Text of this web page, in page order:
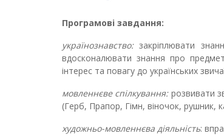
Програмові завдання:
українознавство:закріплювати
вдосконалювати знання про
інтерес та повагу до українських
мовленнєве спілкування: розвивати
(Герб, Прапор, Гімн, віночок, рушник,
художньо-мовленнєва діяльність: